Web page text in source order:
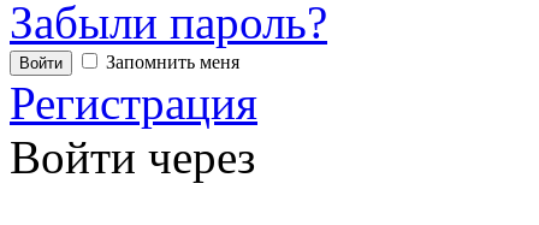
Забыли пароль?
Запомнить меня
Регистрация
Войти через